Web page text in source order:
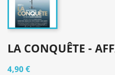
LA CONQUÊTE -
4,90 €